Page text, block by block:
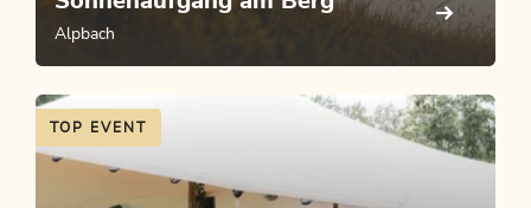
Alpbach
TOP EVENT